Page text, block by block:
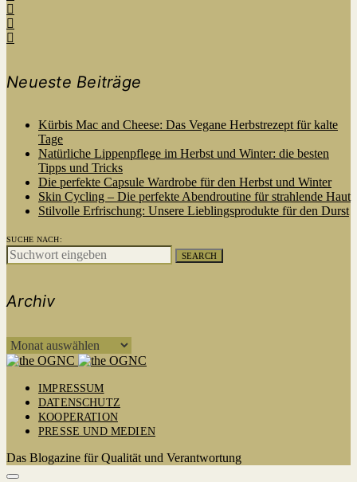
Neueste Beiträge
Kürbis Mac and Cheese: Das Vegane Herbstrezept für kalte
Tage
Natürliche Lippenpflege im Herbst und Winter: die besten
Tipps und Tricks
Die perfekte Capsule Wardrobe für den Herbst und Winter
Skin Cycling – Die perfekte Abendroutine für strahlende Haut
Stilvolle Erfrischung: Unsere Lieblingsprodukte für den Durst
SUCHE NACH:
SEARCH
Archiv
ARCHIV
IMPRESSUM
DATENSCHUTZ
KOOPERATION
PRESSE UND MEDIEN
Das Blogazine für Qualität und Verantwortung